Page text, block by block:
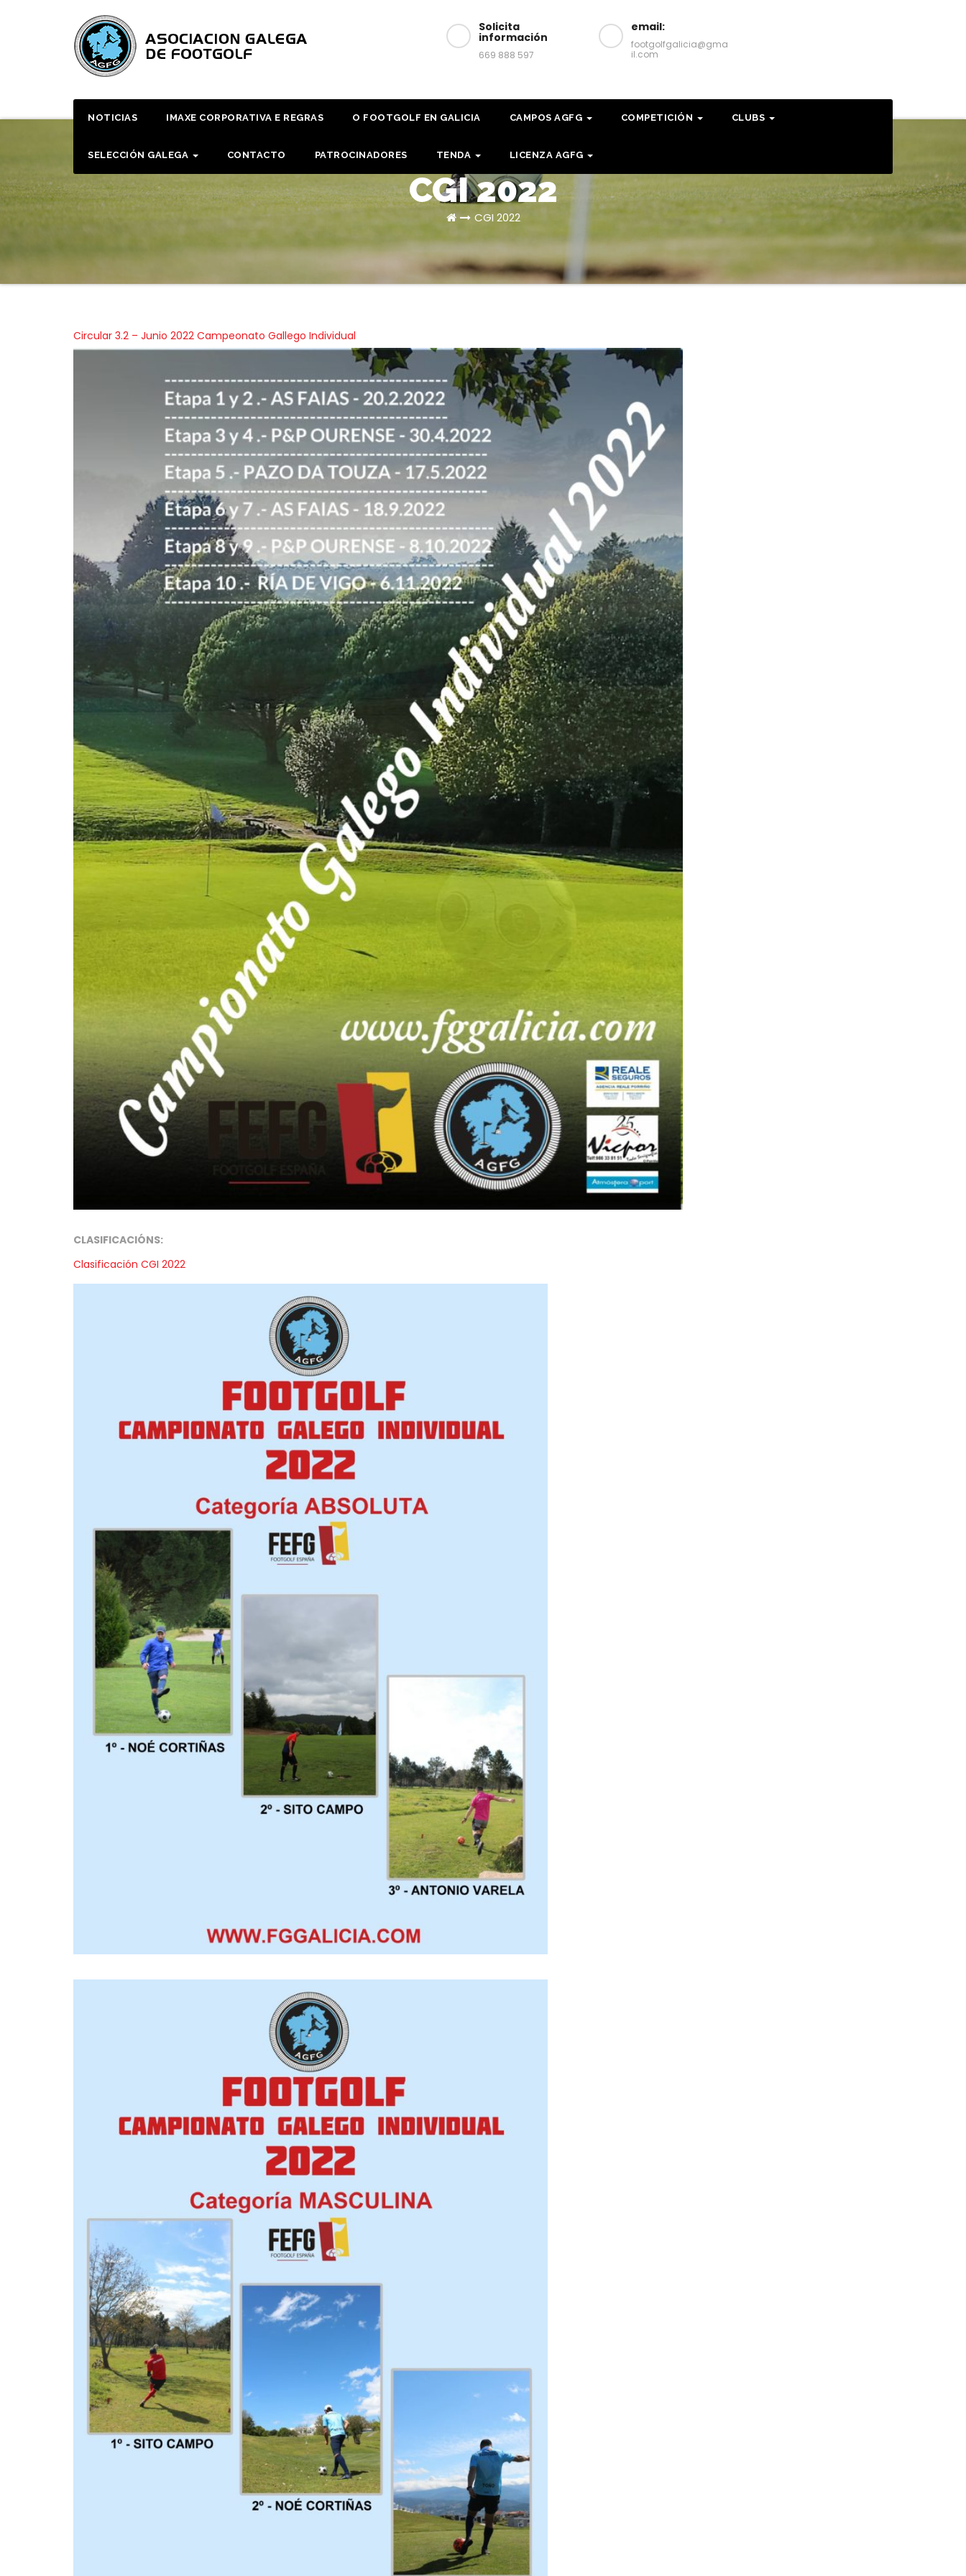
Solicita
información
669 888 597
email:
footgolfgalicia@gma
il.com
NOTICIAS IMAXE CORPORATIVA E REGRAS O FOOTGOLF EN GALICIA CAMPOS AGFG COMPETICIÓN CLUBS
SELECCIÓN GALEGA CONTACTO PATROCINADORES TENDA LICENZA AGFG
CGI 2022
CGI 2022
Circular 3.2 – Junio 2022 Campeonato Gallego Individual
CLASIFICACIÓNS:
Clasificación CGI 2022